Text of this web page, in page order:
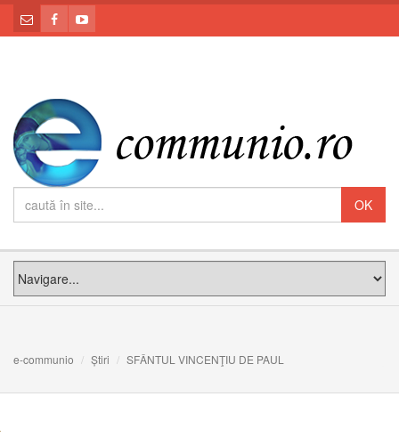
e-communio Știri SFÂNTUL VINCENŢIU DE PAUL